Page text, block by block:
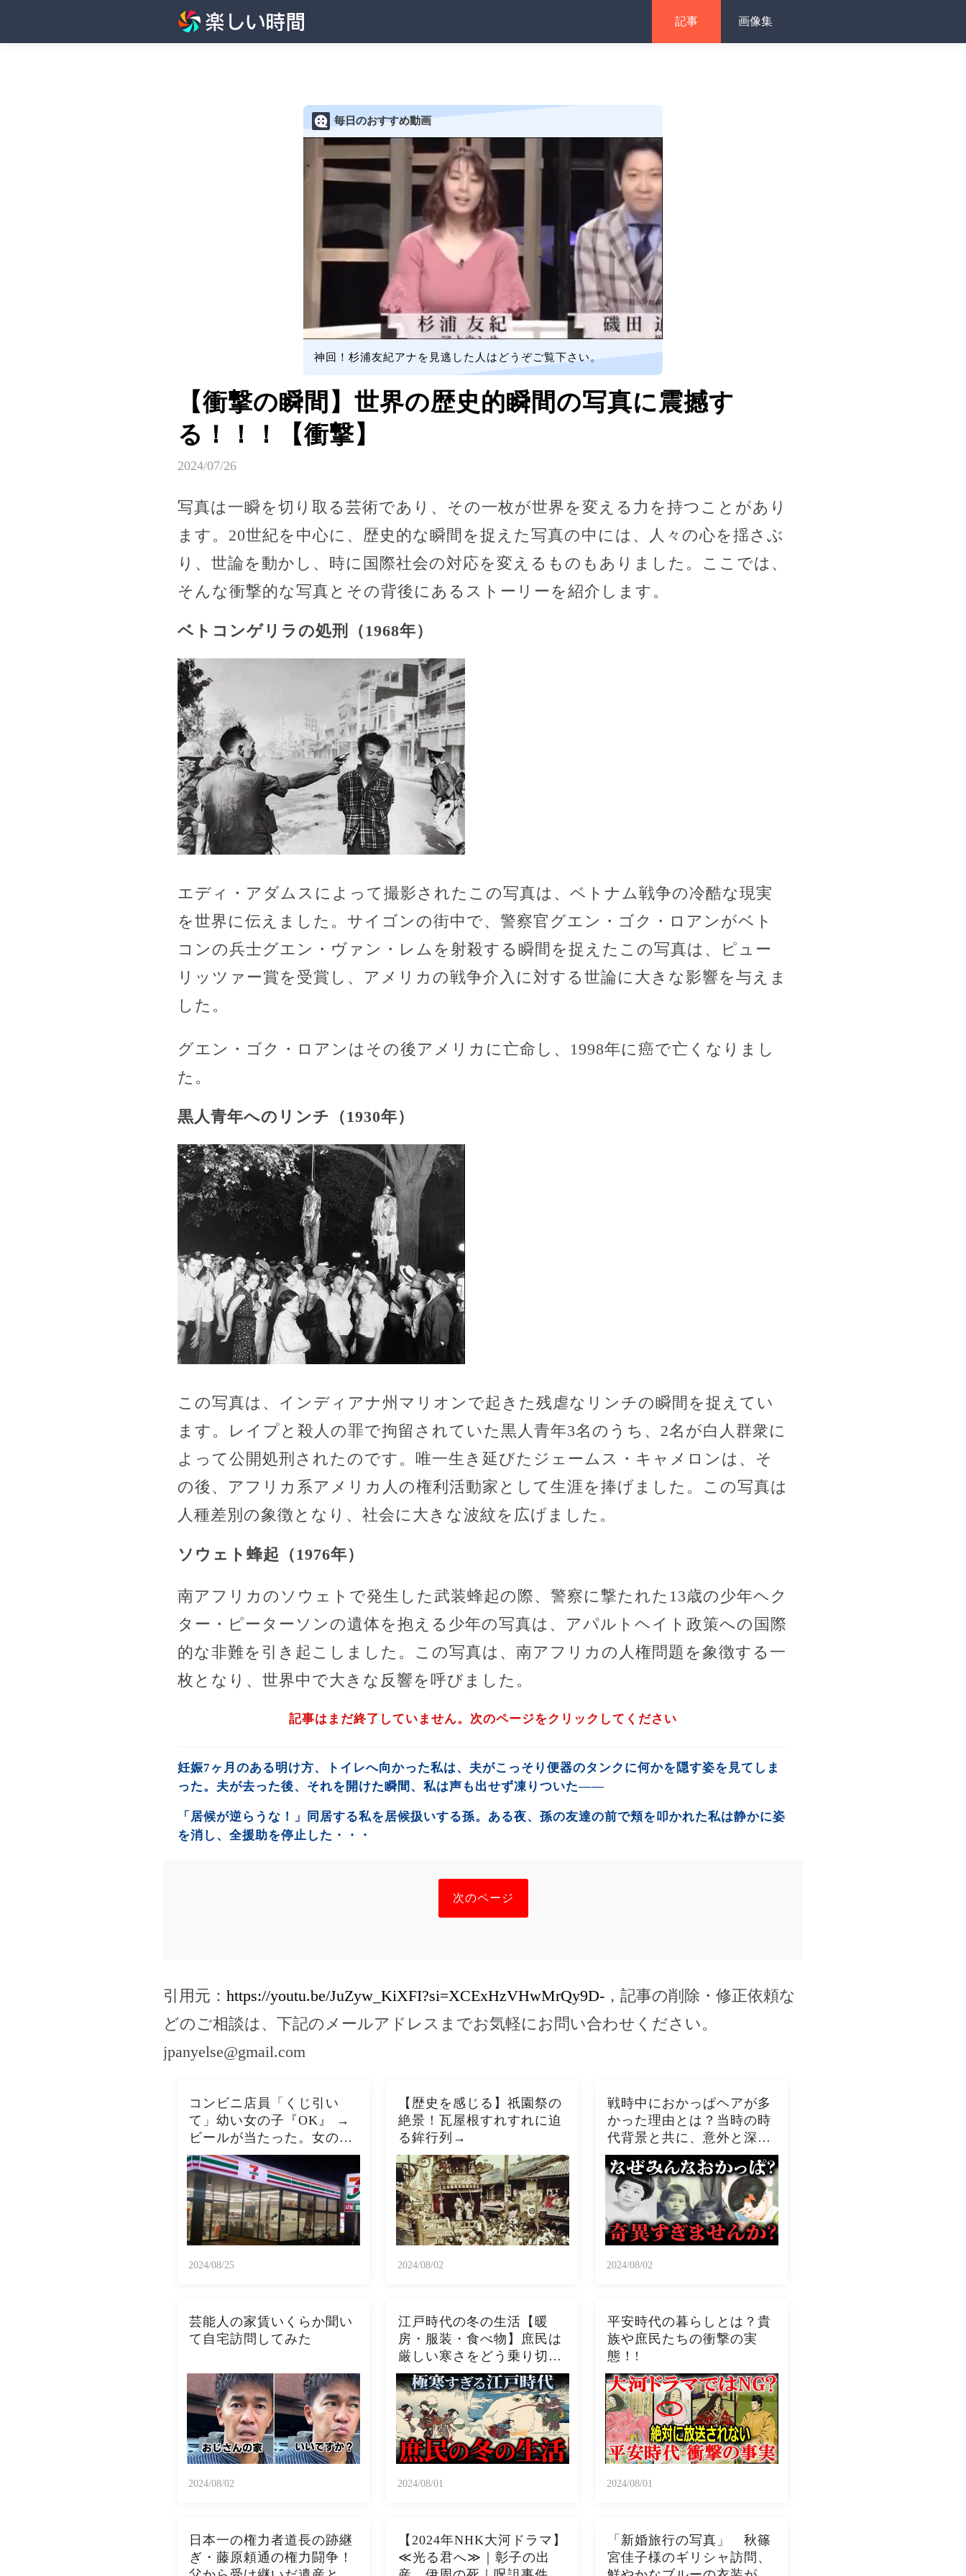
記事 画像集
毎日のおすすめ動画
神回！杉浦友紀アナを見逃した人はどうぞご覧下さい。
【衝撃の瞬間】世界の歴史的瞬間の写真に震撼す
る！！！【衝撃】
2024/07/26
写真は一瞬を切り取る芸術であり、その一枚が世界を変える力を持つことがあり
ます。20世紀を中心に、歴史的な瞬間を捉えた写真の中には、人々の心を揺さぶ
り、世論を動かし、時に国際社会の対応を変えるものもありました。ここでは、
そんな衝撃的な写真とその背後にあるストーリーを紹介します。
ベトコンゲリラの処刑（1968年）
エディ・アダムスによって撮影されたこの写真は、ベトナム戦争の冷酷な現実
を世界に伝えました。サイゴンの街中で、警察官グエン・ゴク・ロアンがベト
コンの兵士グエン・ヴァン・レムを射殺する瞬間を捉えたこの写真は、ピュー
リッツァー賞を受賞し、アメリカの戦争介入に対する世論に大きな影響を与えま
した。
グエン・ゴク・ロアンはその後アメリカに亡命し、1998年に癌で亡くなりまし
た。
黒人青年へのリンチ（1930年）
この写真は、インディアナ州マリオンで起きた残虐なリンチの瞬間を捉えてい
ます。レイプと殺人の罪で拘留されていた黒人青年3名のうち、2名が白人群衆に
よって公開処刑されたのです。唯一生き延びたジェームス・キャメロンは、そ
の後、アフリカ系アメリカ人の権利活動家として生涯を捧げました。この写真は
人種差別の象徴となり、社会に大きな波紋を広げました。
ソウェト蜂起（1976年）
南アフリカのソウェトで発生した武装蜂起の際、警察に撃たれた13歳の少年ヘク
ター・ピーターソンの遺体を抱える少年の写真は、アパルトヘイト政策への国際
的な非難を引き起こしました。この写真は、南アフリカの人権問題を象徴する一
枚となり、世界中で大きな反響を呼びました。
記事はまだ終了していません。次のページをクリックしてください
妊娠7ヶ月のある明け方、トイレへ向かった私は、夫がこっそり便器のタンクに何かを隠す姿を見てしま
った。夫が去った後、それを開けた瞬間、私は声も出せず凍りついた――
「居候が逆らうな！」同居する私を居候扱いする孫。ある夜、孫の友達の前で頬を叩かれた私は静かに姿
を消し、全援助を停止した・・・
次のページ
引用元： https://youtu.be/JuZyw_KiXFI?si=XCExHzVHwMrQy9D- ，記事の削除・修正依頼な
どのご相談は、下記のメールアドレスまでお気軽にお問い合わせください。
jpanyelse@gmail.com
コンビニ店員「くじ引い
て」幼い女の子『OK』 →
ビールが当たった。女の子
『お父さん車にいて…』店
員「呼んできて」 → しば
らくすると、鼻ヂを押さえ
た女の子が再入店してき
て…
2024/08/25
【歴史を感じる】祇園祭の
絶景！瓦屋根すれすれに迫
る鉾行列→
2024/08/02
戦時中におかっぱヘアが多
かった理由とは？当時の時
代背景と共に、意外と深い
当時の髪型事情を解説！
2024/08/02
芸能人の家賃いくらか聞い
て自宅訪問してみた
2024/08/02
江戸時代の冬の生活【暖
房・服装・食べ物】庶民は
厳しい寒さをどう乗り切っ
たのか？
2024/08/01
平安時代の暮らしとは？貴
族や庶民たちの衝撃の実
態！!
2024/08/01
日本一の権力者道長の跡継
ぎ・藤原頼通の権力闘争！
【2024年NHK大河ドラマ】
≪光る君へ≫｜彰子の出
「新婚旅行の写真」 秋篠
宮佳子様のギリシャ訪問、